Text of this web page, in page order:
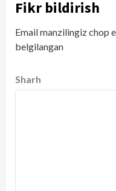
Fikr bildirish
Email manzilingiz chop
belgilangan
Sharh